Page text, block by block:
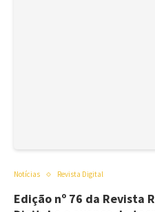
Notícias Revista Digital
Edição nº 76 da Revista